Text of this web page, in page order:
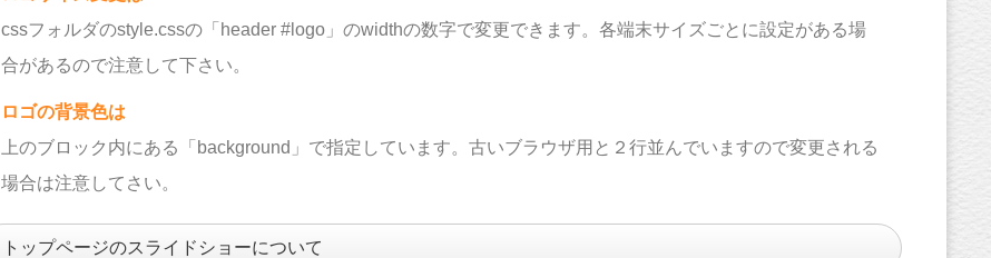
cssフォルダのstyle.cssの「header #logo」のwidthの数字で変更できます。各端末サイズごとに設定がある場
合があるので注意して下さい。
ロゴの背景色は
上のブロック内にある「background」で指定しています。古いブラウザ用と２行並んでいますので変更される
場合は注意してさい。
トップページのスライドショーについて